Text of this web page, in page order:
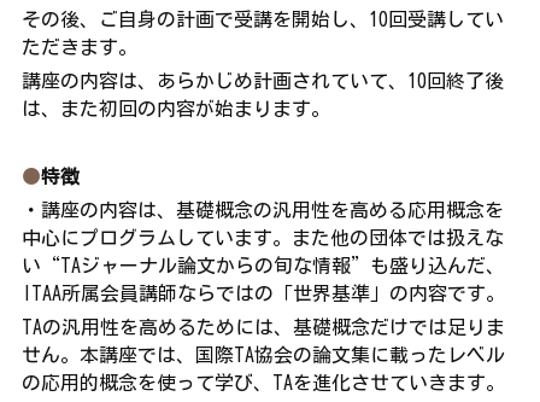
その後、ご自身の計画で受講を開始し、10回受講してい
ただきます。
講座の内容は、あらかじめ計画されていて、10回終了後
は、また初回の内容が始まります。
●特徴
・講座の内容は、基礎概念の汎用性を高める応用概念を
中心にプログラムしています。また他の団体では扱えな
い“TAジャーナル論文からの旬な情報”も盛り込んだ、
ITAA所属会員講師ならではの「世界基準」の内容です。
TAの汎用性を高めるためには、基礎概念だけでは足りま
せん。本講座では、国際TA協会の論文集に載ったレベル
の応用的概念を使って学び、TAを進化させていきます。